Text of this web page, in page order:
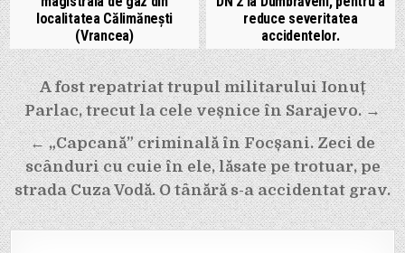
localitatea Călimănești
(Vrancea)
reduce severitatea
accidentelor.
Navigare
în
articole
A fost repatriat trupul militarului Ionuț
Parlac, trecut la cele veșnice în Sarajevo. →
← „Capcană” criminală în Focșani. Zeci de
scânduri cu cuie în ele, lăsate pe trotuar, pe
strada Cuza Vodă. O tânără s-a accidentat grav.